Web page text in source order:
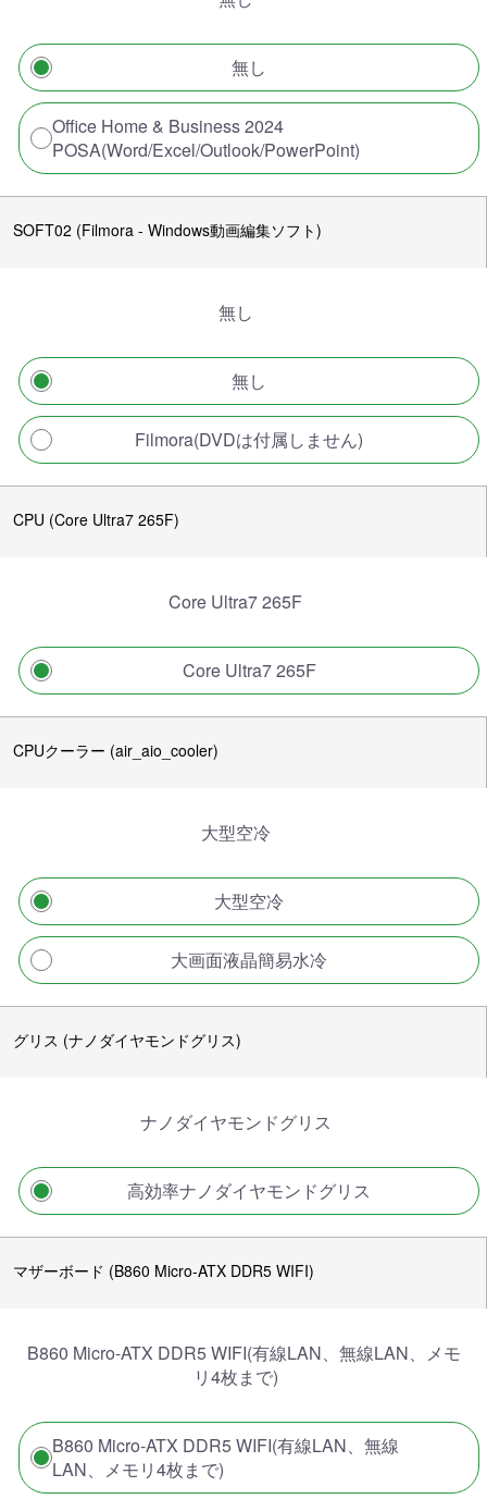
無し
Office Home & Business 2024
POSA(Word/Excel/Outlook/PowerPoint)
SOFT02 (Filmora - Windows動画編集ソフト)
無し
無し
Filmora(DVDは付属しません)
CPU (Core Ultra7 265F)
Core Ultra7 265F
Core Ultra7 265F
CPUクーラー (air_aio_cooler)
大型空冷
大型空冷
大画面液晶簡易水冷
グリス (ナノダイヤモンドグリス)
ナノダイヤモンドグリス
高効率ナノダイヤモンドグリス
マザーボード (B860 Micro-ATX DDR5 WIFI)
B860 Micro-ATX DDR5 WIFI(有線LAN、無線LAN、メモ
リ4枚まで)
B860 Micro-ATX DDR5 WIFI(有線LAN、無線
LAN、メモリ4枚まで)